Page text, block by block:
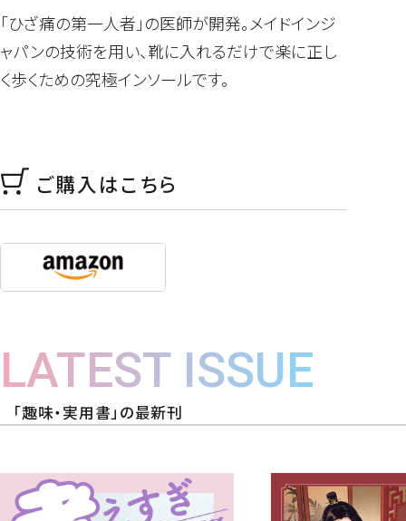
「ひざ痛の第一人者」の医師が開発。メイドインジ
ャパンの技術を用い、靴に入れるだけで楽に正し
く歩くための究極インソールです。
ご購入はこちら
LATEST ISSUE
「趣味・実用書」の最新刊